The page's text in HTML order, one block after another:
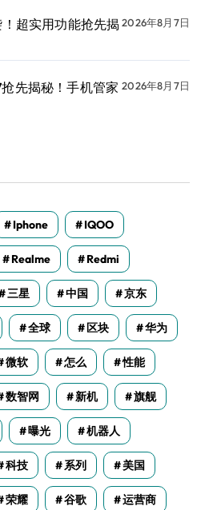
超实用功能抢先揭 2026年8月7日
先揭秘！手机管家 2026年8月7日
Iphone IQOO
Realme Redmi
三星 中国 京东
全球 区块 华为
微软 怎么 性能
数智网 新机 旗舰
曝光 机器人
科技 系列 美国
荣耀 谷歌 运营商